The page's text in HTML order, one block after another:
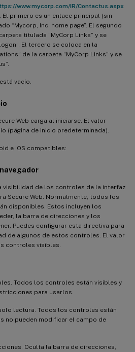
www.mycorp.com/IR/Contactus.aspx
primero es un enlace principal (sin
“Mycorp, Inc. home page”. El segundo
titulada “MyCorp Links” y se
El tercero se coloca en la
de la carpeta “MyCorp Links” y se
vacío.
Web carga al iniciarse. El valor
(página de inicio predeterminada).
e iOS compatibles:
visibilidad de los controles de la interfaz
Secure Web. Normalmente, todos los
disponibles. Estos incluyen los
la barra de direcciones y los
Puedes configurar esta directiva para
de algunos de estos controles. El valor
controles visibles.
Todos los controles están visibles y
para usarlos.
lectura. Todos los controles están
no pueden modificar el campo de
Oculta la barra de direcciones,